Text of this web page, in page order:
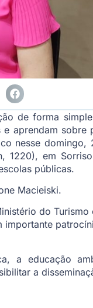
de forma
aprendam sobre
nesse
1220), em
públicas.
Macieiski.
do Turismo
a educação
a